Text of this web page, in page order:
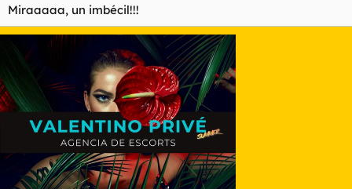
Miraaaaa, un imbécil!!!